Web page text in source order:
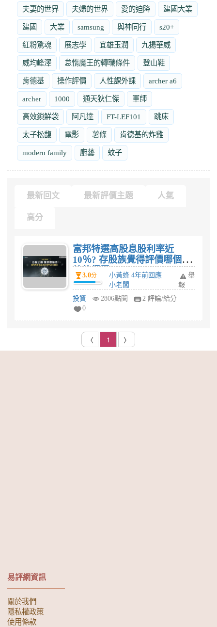
夫妻的世界 夫婦的世界 愛的迫降 建國大業
建國 大業 samsung 與神同行 s20+
紅粉驚魂 展志學 宜雄玉潤 九揚華威
威均峰澤 怠惰魔王的轉職條件 登山鞋
肯德基 操作評價 人性課外課 archer a6
archer 1000 通天狄仁傑 軍師
高效鎖鮮袋 阿凡達 FT-LEF101 跳床
太子松馥 電影 薯條 肯德基的炸雞
modern family 廚藝 蚊子
最新回文 最新評價主題 人氣
高分
富邦特選高股息股利率近
10％? 存股族覺得評價哪個比
較值得買：00900、0056、
00878，這3檔高股息ETF購買
心得?
3.0分
小黃蜂 4年前回應
小老闆
舉
報
投資
2806點閱
2 評論/給分
0
〈 1 〉
易評網資訊
關於我們
隱私權政策
使用條款